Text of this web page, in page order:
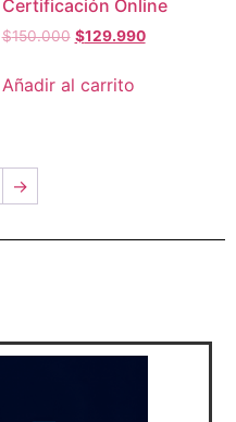
Certificación Online
$150.000 $129.990
Añadir al carrito
→